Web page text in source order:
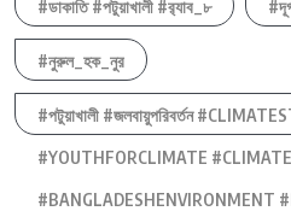
#ডাকাতি #পটুয়াখালী #র‍্যাব_৮
#নুরুল_হক_নুর
#পটুয়াখালী #জলবায়ুপরিবর্তন
#YOUTHFORCLIMATE
#BANGLADESHENVIRONMENT